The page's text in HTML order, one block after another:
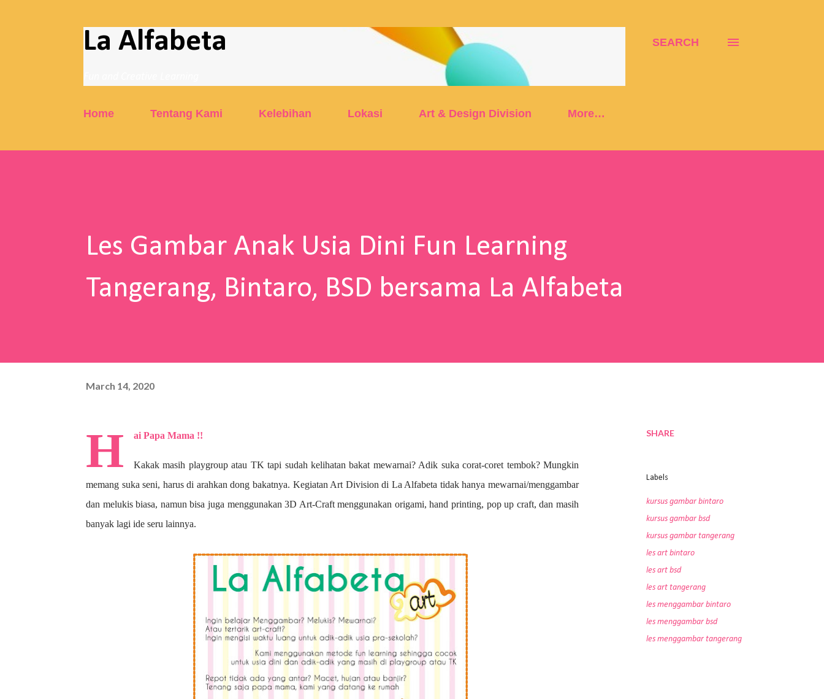
La Alfabeta SEARCH
Home Tentang Kami Kelebihan Lokasi Art & Design Division More…
Les Gambar Anak Usia Dini Fun Learning
Tangerang, Bintaro, BSD bersama La Alfabeta
March 14, 2020
H ai Papa Mama !!
Kakak masih playgroup atau TK tapi sudah kelihatan bakat mewarnai? Adik suka corat-coret tembok? Mungkin
memang suka seni, harus di arahkan dong bakatnya. Kegiatan Art Division di La Alfabeta tidak hanya mewarnai/menggambar
dan melukis biasa, namun bisa juga menggunakan 3D Art-Craft menggunakan origami, hand printing, pop up craft, dan masih
banyak lagi ide seru lainnya.
SHARE
Labels
kursus gambar bintaro
kursus gambar bsd
kursus gambar tangerang
les art bintaro
les art bsd
les art tangerang
les menggambar bintaro
les menggambar bsd
les menggambar tangerang